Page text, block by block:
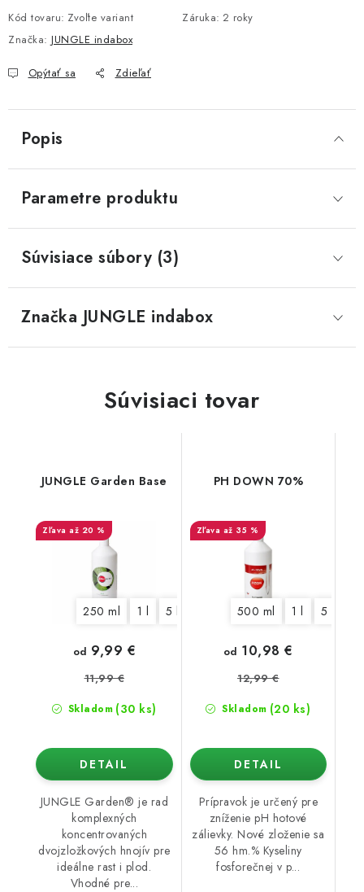
Kód tovaru: Zvoľte variant Záruka: 2 roky
Značka: JUNGLE indabox
Opýtať sa Zdieľať
Popis
Parametre produktu
Súvisiace súbory (3)
Značka JUNGLE indabox
Súvisiaci tovar
JUNGLE Garden Base
až 20 %
250 ml 1 l 5 l
Skladom (30 ks)
od 9,99 €
11,99 €
DETAIL
JUNGLE Garden® je rad
komplexných
koncentrovaných
dvojzložkových hnojív pre
ideálne rast i plod.
Vhodné pre...
PH DOWN 70%
až 35 %
500 ml 1 l 5 l
Skladom (20 ks)
od 10,98 €
12,99 €
DETAIL
Prípravok je určený pre
zníženie pH hotové
zálievky. Nové zloženie sa
56 hm.% Kyseliny
fosforečnej v p...